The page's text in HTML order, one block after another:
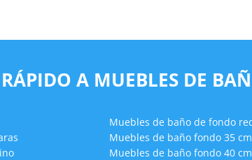
A MUEBLES DE
Muebles de baño de fondo
Muebles de baño fondo 35
Muebles de baño fondo 40